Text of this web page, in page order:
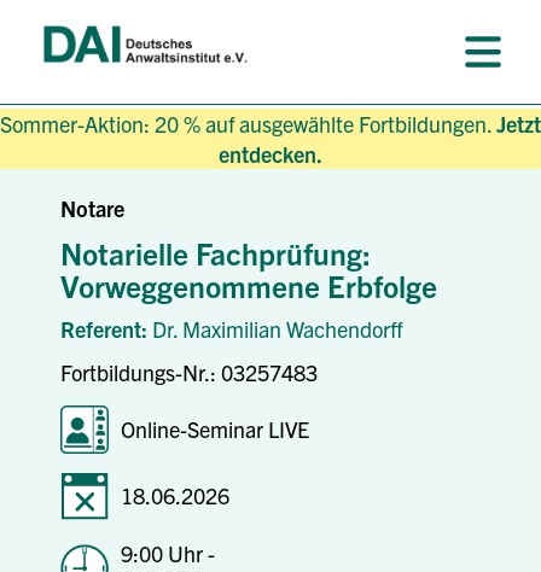
Sommer-Aktion: 20 % auf ausgewählte Fortbildungen.Jetzt
entdecken.
Notare
Notarielle Fachprüfung:
Vorweggenommene Erbfolge
Referent: Dr. Maximilian Wachendorff
Fortbildungs-Nr.: 03257483
Online-Seminar LIVE
18.06.2026
9:00 Uhr -